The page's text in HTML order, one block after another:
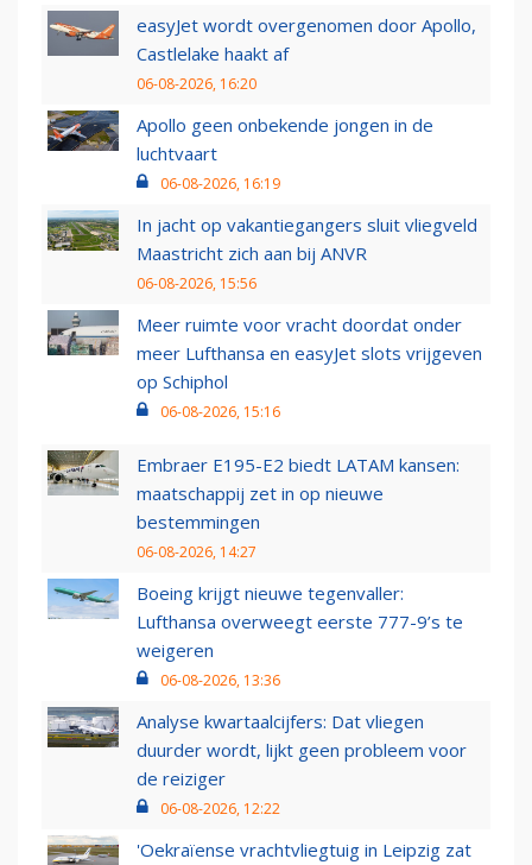
easyJet wordt overgenomen door Apollo,
Castlelake haakt af
06-08-2026, 16:20
Apollo geen onbekende jongen in de
luchtvaart
06-08-2026, 16:19
In jacht op vakantiegangers sluit vliegveld
Maastricht zich aan bij ANVR
06-08-2026, 15:56
Meer ruimte voor vracht doordat onder
meer Lufthansa en easyJet slots vrijgeven
op Schiphol
06-08-2026, 15:16
Embraer E195-E2 biedt LATAM kansen:
maatschappij zet in op nieuwe
bestemmingen
06-08-2026, 14:27
Boeing krijgt nieuwe tegenvaller:
Lufthansa overweegt eerste 777-9’s te
weigeren
06-08-2026, 13:36
Analyse kwartaalcijfers: Dat vliegen
duurder wordt, lijkt geen probleem voor
de reiziger
06-08-2026, 12:22
'Oekraïense vrachtvliegtuig in Leipzig zat